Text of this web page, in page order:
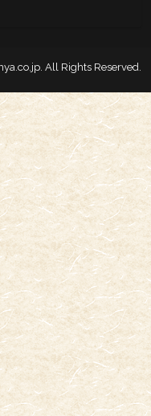
. All Rights Reserved.